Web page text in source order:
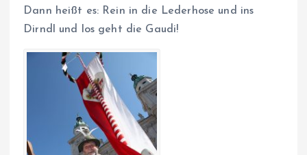
Dann heißt es: Rein in die Lederhose und ins
Dirndl und los geht die Gaudi!